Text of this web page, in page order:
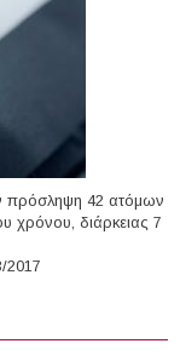
πρόσληψη 42 ατόμων
χρόνου, διάρκειας 7
2017
Χρόνου στην